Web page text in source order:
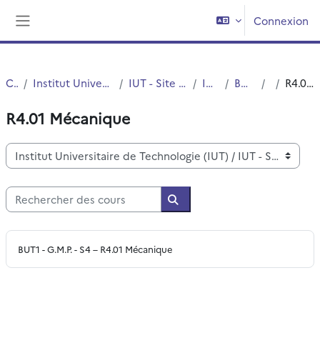
Connexion
Cours Institut Universitaire de Technologie (IUT) IUT - Site de Villeneuve d'Ascq IUT - G.M.P. BUT2 - G.M.P. S4 R4.01 Mécanique
R4.01 Mécanique
Catégories de cours
Rechercher des cours
Rechercher des cours
BUT1 - G.M.P. - S4 – R4.01 Mécanique